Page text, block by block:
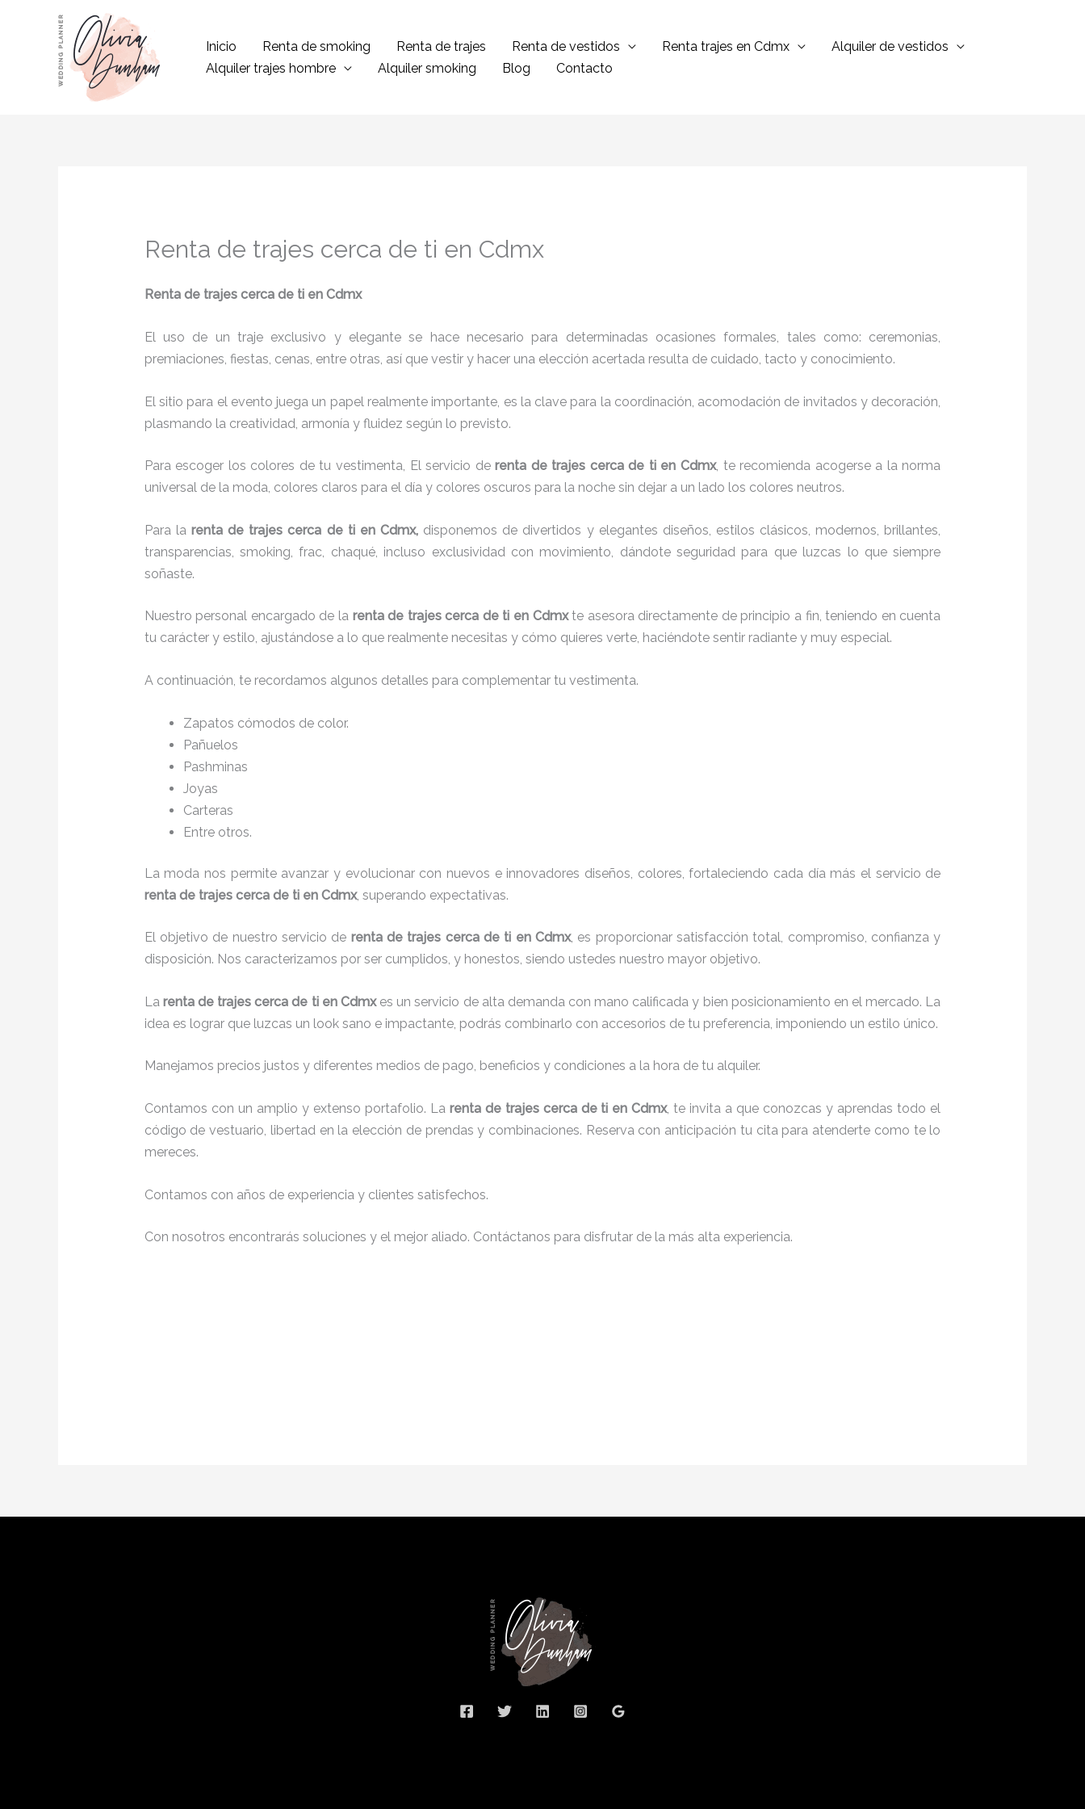
contenido
Inicio Renta de smoking Renta de trajes Renta de vestidos Renta trajes en Cdmx
Alquiler de vestidos
Alquiler trajes hombre
Alquiler smoking Blog Contacto
Renta de trajes cerca de ti en Cdmx
Renta de trajes cerca de ti en Cdmx
El uso de un traje exclusivo y elegante se hace necesario para determinadas ocasiones formales, tales como: ceremonias,
premiaciones, fiestas, cenas, entre otras, así que vestir y hacer una elección acertada resulta de cuidado, tacto y conocimiento.
El sitio para el evento juega un papel realmente importante, es la clave para la coordinación, acomodación de invitados y decoración,
plasmando la creatividad, armonía y fluidez según lo previsto.
Para escoger los colores de tu vestimenta, El servicio derenta de trajes cerca de ti en Cdmx, te recomienda acogerse a la norma
universal de la moda, colores claros para el día y colores oscuros para la noche sin dejar a un lado los colores neutros.
Para la renta de trajes cerca de ti en Cdmx, disponemos de divertidos y elegantes diseños, estilos clásicos, modernos, brillantes,
transparencias, smoking, frac, chaqué, incluso exclusividad con movimiento, dándote seguridad para que luzcas lo que siempre
soñaste.
Nuestro personal encargado de la renta de trajes cerca de ti en Cdmxte asesora directamente de principio a fin, teniendo en cuenta
tu carácter y estilo, ajustándose a lo que realmente necesitas y cómo quieres verte, haciéndote sentir radiante y muy especial.
A continuación, te recordamos algunos detalles para complementar tu vestimenta.
Zapatos cómodos de color.
Pañuelos
Pashminas
Joyas
Carteras
Entre otros.
La moda nos permite avanzar y evolucionar con nuevos e innovadores diseños, colores, fortaleciendo cada día más el servicio de
renta de trajes cerca de ti en Cdmx, superando expectativas.
El objetivo de nuestro servicio de renta de trajes cerca de ti en Cdmx, es proporcionar satisfacción total, compromiso, confianza y
disposición. Nos caracterizamos por ser cumplidos, y honestos, siendo ustedes nuestro mayor objetivo.
La renta de trajes cerca de ti en Cdmx es un servicio de alta demanda con mano calificada y bien posicionamiento en el mercado. La
idea es lograr que luzcas un look sano e impactante, podrás combinarlo con accesorios de tu preferencia, imponiendo un estilo único.
Manejamos precios justos y diferentes medios de pago, beneficios y condiciones a la hora de tu alquiler.
Contamos con un amplio y extenso portafolio. La renta de trajes cerca de ti en Cdmx, te invita a que conozcas y aprendas todo el
código de vestuario, libertad en la elección de prendas y combinaciones. Reserva con anticipación tu cita para atenderte como te lo
mereces.
Contamos con años de experiencia y clientes satisfechos.
Con nosotros encontrarás soluciones y el mejor aliado. Contáctanos para disfrutar de la más alta experiencia.